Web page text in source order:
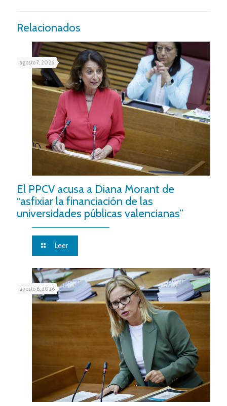
Relacionados
agosto 7, 2026
El PPCV acusa a Diana Morant de
“asfixiar la financiación de las
universidades públicas valencianas”
Leer
agosto 6, 2026